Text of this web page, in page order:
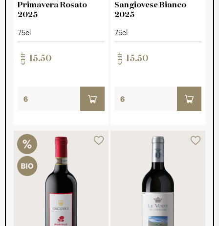
Primavera Rosato
2025
75cl
CHF 15.50
Sangiovese Bianco
2025
75cl
CHF 15.50